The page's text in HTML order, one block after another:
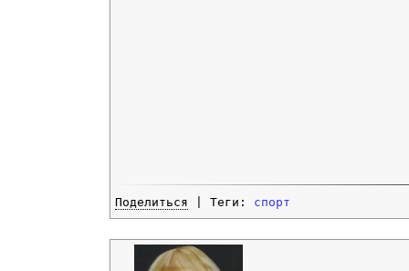
Поделиться | Теги: спорт